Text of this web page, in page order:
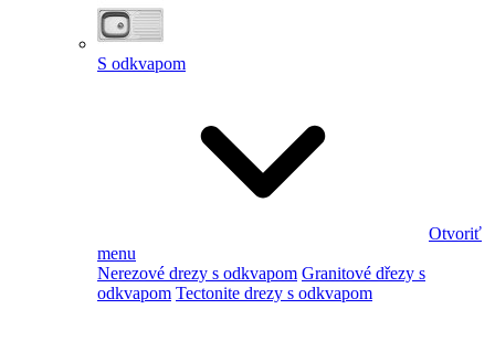
S odkvapom
Otvoriť
menu
Nerezové drezy s odkvapom Granitové dřezy s
odkvapom Tectonite drezy s odkvapom